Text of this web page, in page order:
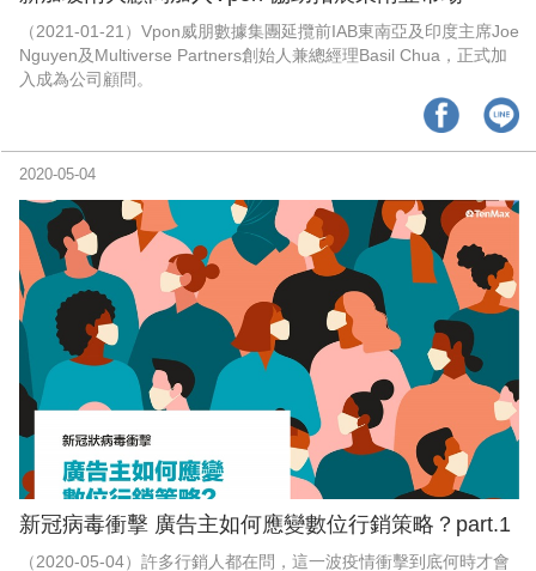
（2021-01-21）Vpon威朋數據集團延攬前IAB東南亞及印度主席Joe
Nguyen及Multiverse Partners創始人兼總經理Basil Chua，正式加
入成為公司顧問。
新冠病毒衝擊 廣告主如何應變數位行銷策略？part.1
（2020-05-04）許多行銷人都在問，這一波疫情衝擊到底何時才會
2020-05-04